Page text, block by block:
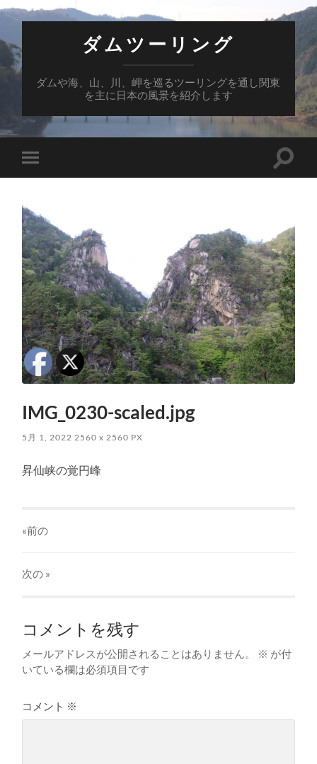
ダムツーリング
ダムや海、山、川、岬を巡るツーリングを通し関東
を主に日本の風景を紹介します
モ
バ
メ
ニ
ュ
ー
を
切
り
替
え
る
検
ド
を
切
り
替
え
る
IMG_0230-scaled.jpg
5月 1, 2022 2560x 2560 PX
昇仙峡の覚円峰
«前の
次の »
コメントを残す
メールアドレスが公開されることはありません。 ※ が付
いている欄は必須項目です
コメント ※